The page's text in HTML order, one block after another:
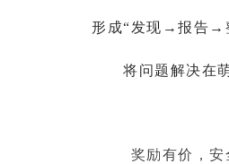
形成“发现→报告→
将问题解决在
奖励有价，安